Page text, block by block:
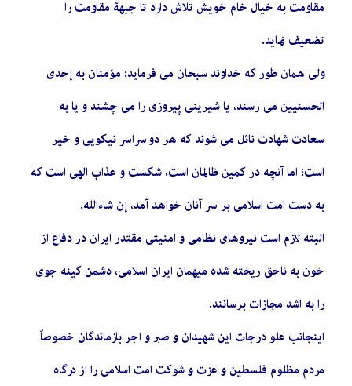
مقاومت به خیال خام خویش تلاش دارد تا جبهۀ مقاومت را
تضعیف نماید.
ولی همان طور که خداوند سبحان می فرماید: مؤمنان به إحدی
الحسنیین می رسند، یا شیرینی پیروزی را می چشند و یا به
سعادت شهادت نائل می شوند که هر دو سراسر نیکویی و خیر
است؛ اما آنچه در کمین ظالمان است، شکست و عذاب الهی است که
به دست امت اسلامی بر سر آنان خواهد آمد، إن شاءالله.
البته لازم است نیروهای نظامی و امنیتی مقتدر ایران در دفاع از
خون به ناحق ریخته شده میهمان ایران اسلامی، دشمن کینه جوی
را به اشد مجازات برسانند.
اینجانب علو درجات این شهیدان و صبر و اجر بازماندگان خصوصاً
مردم مظلوم فلسطین و عزت و شوکت امت اسلامی را از درگاه